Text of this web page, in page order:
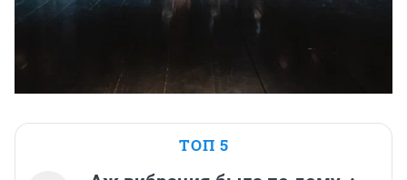
ТОП 5